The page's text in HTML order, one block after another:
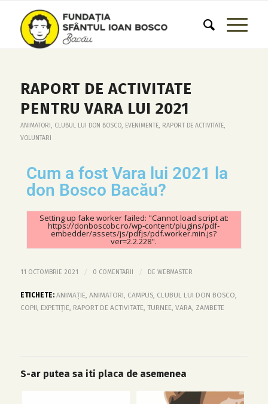
RAPORT DE ACTIVITATE
PENTRU VARA LUI 2021
ANIMATORI, CLUBUL LUI DON BOSCO, EVENIMENTE, RAPORT DE ACTIVITATE,
VOLUNTARI
Cum a fost Vara lui 2021 la
don Bosco Bacău?
Setting up fake worker failed: "Cannot load script at:
https://donboscobc.ro/wp-content/plugins/pdf-
embedder/assets/js/pdfjs/pdf.worker.min.js?
ver=2.2.228".
11 OCTOMBRIE 2021 / 0 COMENTARII / DE WEBMASTER
ETICHETE: ANIMAȚIE, ANIMATORI, CAMPUS, CLUBUL LUI DON BOSCO,
COPII, EXPETIȚIE, RAPORT DE ACTIVITATE, TURNEE, VARA, ZAMBETE
S-ar putea sa iti placa de asemenea